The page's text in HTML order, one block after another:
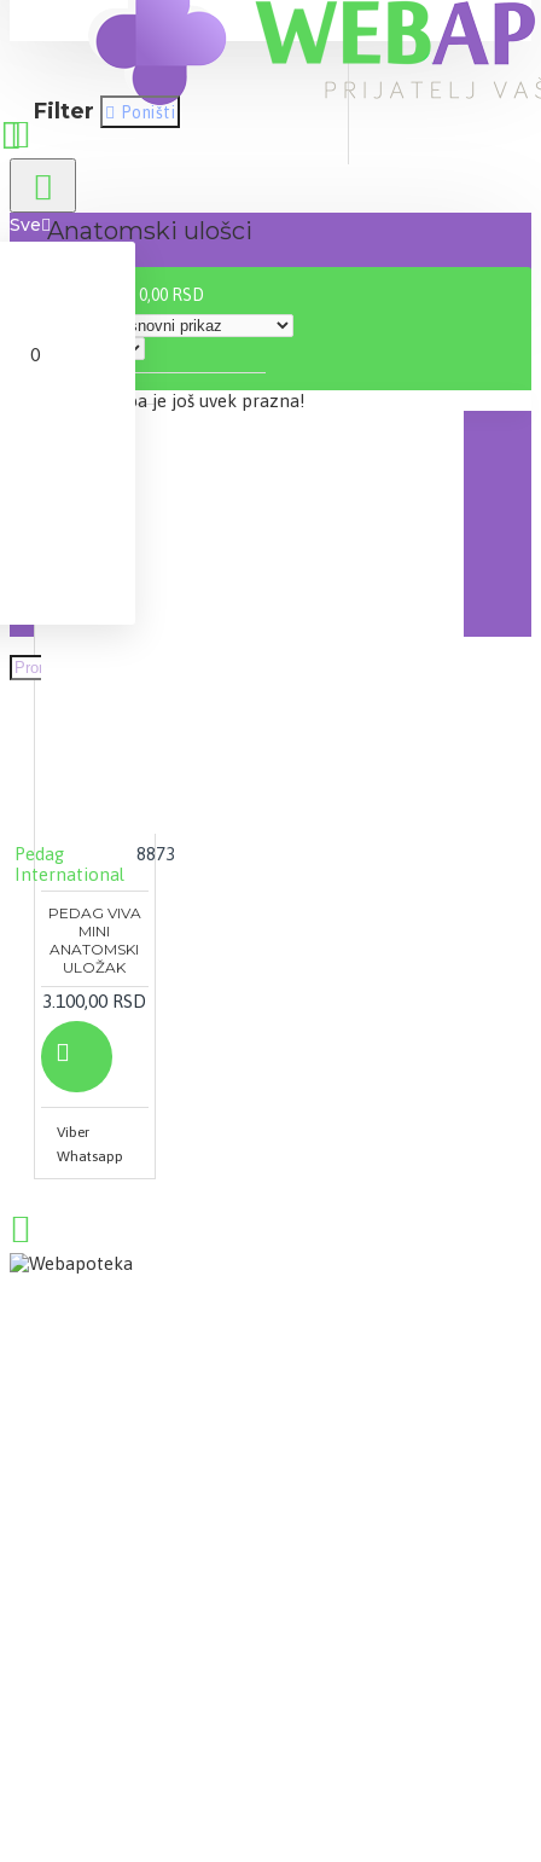
Sve
0 proizvod(a) - 0,00 RSD
0
Vaša korpa je još uvek prazna!
Filter Poništi
Anatomski ulošci
Prikaži:
Pedag
International
8873
PEDAG VIVA
MINI
ANATOMSKI
ULOŽAK
3.100,00 RSD
Viber
Whatsapp